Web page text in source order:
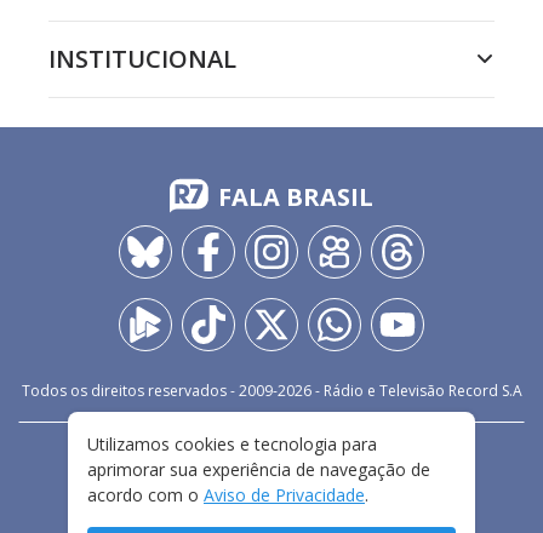
INSTITUCIONAL
FALA BRASIL
Todos os direitos reservados - 2009-2026- Rádio e Televisão Record S.A
FALE CONOSCO
PRIVACIDADE
TERMOS E CONDIÇÕES DE USO
Utilizamos cookies e tecnologia para
aprimorar sua experiência de navegação de
acordo com o Aviso de Privacidade.